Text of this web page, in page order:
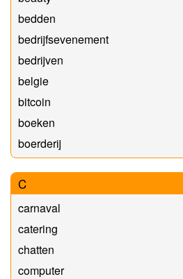
bedden
bedrijfsevenement
bedrijven
belgie
bitcoin
boeken
boerderij
C
carnaval
catering
chatten
computer